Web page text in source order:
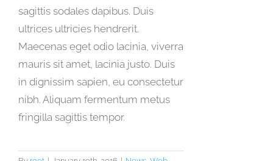
sagittis sodales dapibus. Duis
ultrices ultricies hendrerit.
Maecenas eget odio lacinia, viverra
mauris sit amet, lacinia justo. Duis
in dignissim sapien, eu consectetur
nibh. Aliquam fermentum metus
fringilla sagittis tempor.